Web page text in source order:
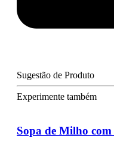
Sugestão de Produto
Experimente também
Sopa de Milho com